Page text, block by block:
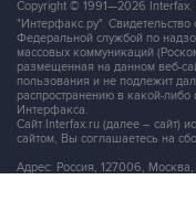
Copyright © 1991—2026
"Интерфакс.ру".
Федеральной службой по
массовых коммуникаций
размещенная на данном веб-
пользования и не подлежит
распространению в какой-
Интерфакса.
Сайт Interfax.ru (далее – сайт)
сайтом, Вы соглашаетесь на
Адрес: Россия, 127006, Москва,